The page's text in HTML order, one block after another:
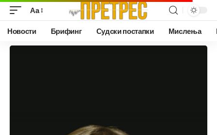
Аа
Новости Брифинг Судски постапки Мислења